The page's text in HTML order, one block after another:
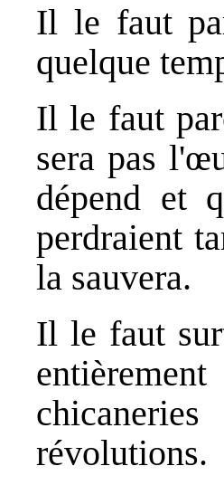
Il le faut
quelque
Il le faut
sera pas
dépend et
perdraient
la sauvera.
Il le faut
révolutions.